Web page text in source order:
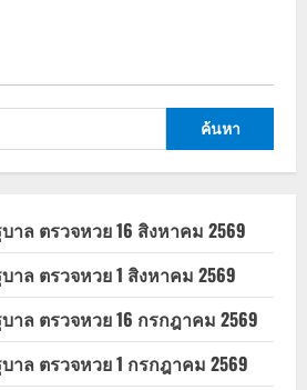
าล ตรวจหวย 16 สิงหาคม 2569
าล ตรวจหวย 1 สิงหาคม 2569
าล ตรวจหวย 16 กรกฎาคม 2569
าล ตรวจหวย 1 กรกฎาคม 2569